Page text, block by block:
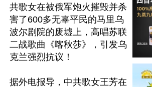
共歌女在被俄军炮火摧毁并杀
害了600多无辜平民的马里乌
波尔剧院的废墟上，高唱苏联
二战歌曲《喀秋莎》，引发乌
克兰强烈抗议！
据外电报导，中共歌女王芳在